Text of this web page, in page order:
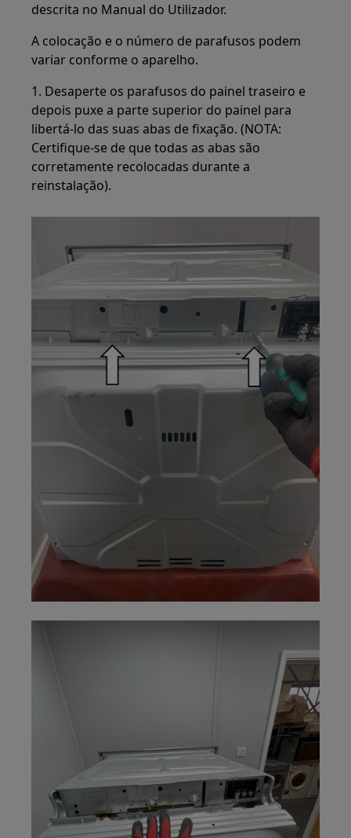
descrita no Manual do Utilizador.
A colocação e o número de parafusos podem
variar conforme o aparelho.
1. Desaperte os parafusos do painel traseiro e
depois puxe a parte superior do painel para
libertá-lo das suas abas de fixação. (NOTA:
Certifique-se de que todas as abas são
corretamente recolocadas durante a
reinstalação).